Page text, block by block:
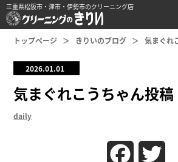
三重県松阪市・津市・伊勢市のクリーニング店
トップページ きりいのブログ 気まぐれ
2026.01.01
気まぐれこうちゃん投稿
daily
Facebook